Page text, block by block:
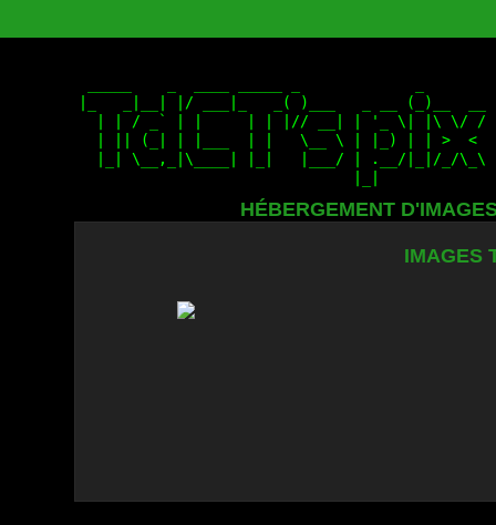
HÉBERGEMENT
IMAGES